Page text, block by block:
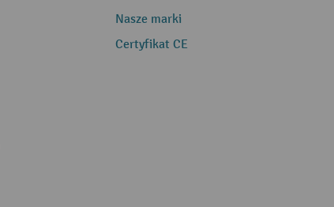
Nasze marki
Certyfikat CE